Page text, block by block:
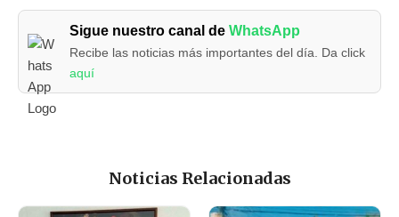
Sigue nuestro canal deWhatsApp
Recibe las noticias más importantes del día. Da click
aquí
Noticias Relacionadas